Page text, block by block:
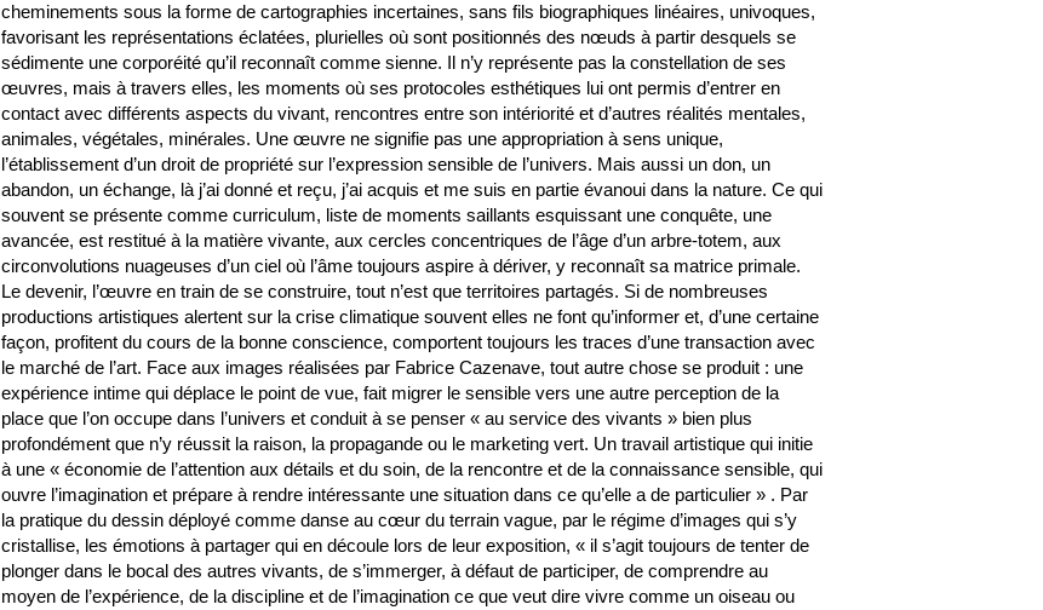
cheminements sous la forme de cartographies incertaines, sans fils biographiques linéaires, univoques,
favorisant les représentations éclatées, plurielles où sont positionnés des nœuds à partir desquels se
sédimente une corporéité qu’il reconnaît comme sienne. Il n’y représente pas la constellation de ses
œuvres, mais à travers elles, les moments où ses protocoles esthétiques lui ont permis d’entrer en
contact avec différents aspects du vivant, rencontres entre son intériorité et d’autres réalités mentales,
animales, végétales, minérales. Une œuvre ne signifie pas une appropriation à sens unique,
l’établissement d’un droit de propriété sur l’expression sensible de l’univers. Mais aussi un don, un
abandon, un échange, là j’ai donné et reçu, j’ai acquis et me suis en partie évanoui dans la nature. Ce qui
souvent se présente comme curriculum, liste de moments saillants esquissant une conquête, une
avancée, est restitué à la matière vivante, aux cercles concentriques de l’âge d’un arbre-totem, aux
circonvolutions nuageuses d’un ciel où l’âme toujours aspire à dériver, y reconnaît sa matrice primale.
Le devenir, l’œuvre en train de se construire, tout n’est que territoires partagés. Si de nombreuses
productions artistiques alertent sur la crise climatique souvent elles ne font qu’informer et, d’une certaine
façon, profitent du cours de la bonne conscience, comportent toujours les traces d’une transaction avec
le marché de l’art. Face aux images réalisées par Fabrice Cazenave, tout autre chose se produit : une
expérience intime qui déplace le point de vue, fait migrer le sensible vers une autre perception de la
place que l’on occupe dans l’univers et conduit à se penser « au service des vivants » bien plus
profondément que n’y réussit la raison, la propagande ou le marketing vert. Un travail artistique qui initie
à une « économie de l’attention aux détails et du soin, de la rencontre et de la connaissance sensible, qui
ouvre l’imagination et prépare à rendre intéressante une situation dans ce qu’elle a de particulier » . Par
la pratique du dessin déployé comme danse au cœur du terrain vague, par le régime d’images qui s’y
cristallise, les émotions à partager qui en découle lors de leur exposition, « il s’agit toujours de tenter de
plonger dans le bocal des autres vivants, de s’immerger, à défaut de participer, de comprendre au
moyen de l’expérience, de la discipline et de l’imagination ce que veut dire vivre comme un oiseau ou